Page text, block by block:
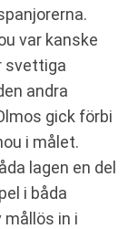
var kanske
svettiga
andra
gick förbi
i målet.
lagen en del
i båda
in i